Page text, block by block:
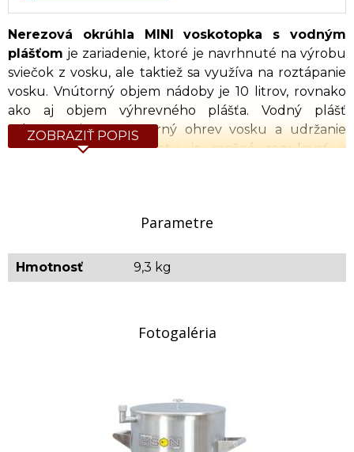
Nerezová okrúhla MINI voskotopka s vodným
plášťom je zariadenie, ktoré je navrhnuté na výrobu
sviečok z vosku, ale taktiež sa využíva na roztápanie
vosku. Vnútorný objem nádoby je 10 litrov, rovnako
ako aj objem výhrevného plášťa. Vodný plášť
zabezpečuje rovnomerný ohrev vosku a udržanie
stabilnej teploty. Teplotu je možné regulovať v
Rozmery (priemer x výška): 400 x 380 mm
Hmotnosť: 9,3 kg
Tovar, ktorý nie je uvádzaný ako tovar skladom,
ZOBRAZIŤ POPIS
Parametre
Hmotnosť 9,3 kg
Fotogaléria